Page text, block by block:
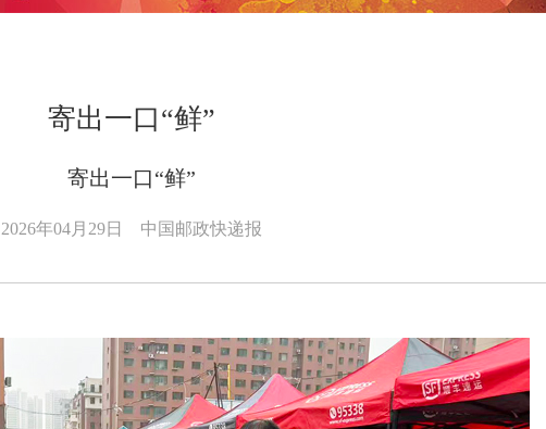
寄出一口“鲜”
寄出一口“鲜”
2026年04月29日 中国邮政快递报